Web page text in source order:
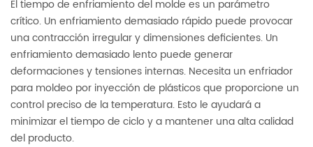
El tiempo de enfriamiento del molde es un parámetro
crítico. Un enfriamiento demasiado rápido puede provocar
una contracción irregular y dimensiones deficientes. Un
enfriamiento demasiado lento puede generar
deformaciones y tensiones internas. Necesita un enfriador
para moldeo por inyección de plásticos que proporcione un
control preciso de la temperatura. Esto le ayudará a
minimizar el tiempo de ciclo y a mantener una alta calidad
del producto.